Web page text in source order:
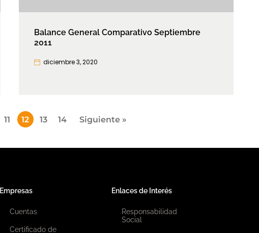
Balance General Comparativo Septiembre
2011
diciembre 3, 2020
11 12 13 14 Siguiente »
Empresas
Cuentas
Certificado de
Enlaces de Interés
Responsabilidad
Social